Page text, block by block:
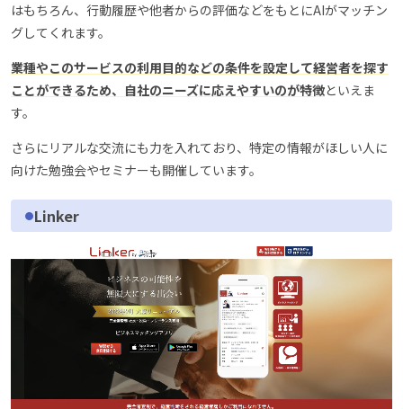
はもちろん、行動履歴や他者からの評価などをもとにAIがマッチン
グしてくれます。
業種やこのサービスの利用目的などの条件を設定して経営者を探す
ことができるため、自社のニーズに応えやすいのが特徴といえま
す。
さらにリアルな交流にも力を入れており、特定の情報がほしい人に
向けた勉強会やセミナーも開催しています。
Linker